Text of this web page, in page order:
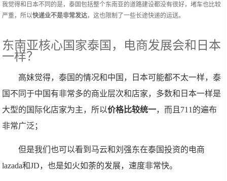
我觉得和日本不同的是，泰国包括整个东南亚的道路建设都没有很好，堵车也比较
严重，所以快递业不是非常发达，这也限制了一些长途快递的运送。
东南亚核心国家泰国，电商发展会和日本
一样？
高妹觉得，泰国的情况和中国，日本可能都不太一样，泰
国不同于中国有非常多的商业层次和店家，多数和日本一样是
大型的国际化店家为主，所以价格比较统一，而且711的遍布
非常广泛；
但是我们也可以看到马云和刘强东在泰国投资的电商
lazada和JD，也是如火如荼的发展，速度非常快。